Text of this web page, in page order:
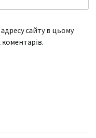
сайту в цьому